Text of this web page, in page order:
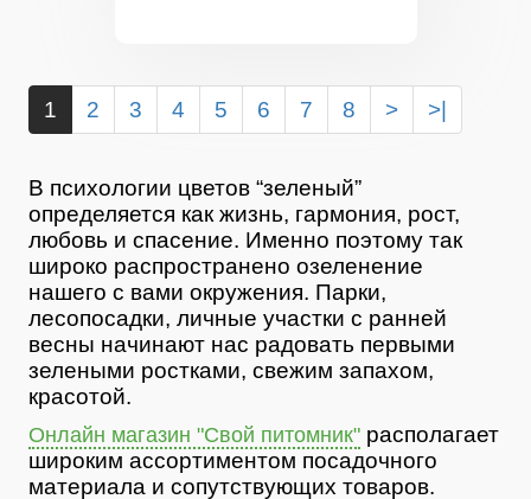
1 2 3 4 5 6 7 8 > >|
В психологии цветов “зеленый”
определяется как жизнь, гармония, рост,
любовь и спасение. Именно поэтому так
широко распространено озеленение
нашего с вами окружения. Парки,
лесопосадки, личные участки с ранней
весны начинают нас радовать первыми
зелеными ростками, свежим запахом,
красотой.
Онлайн магазин "Свой питомник" располагает
широким ассортиментом посадочного
материала и сопутствующих товаров.